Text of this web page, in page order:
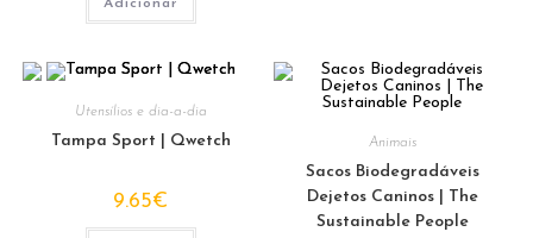
Adicionar
Utensílios e dia-a-dia
Tampa Sport | Qwetch
9.65€
Animais
Sacos Biodegradáveis
Dejetos Caninos | The
Sustainable People